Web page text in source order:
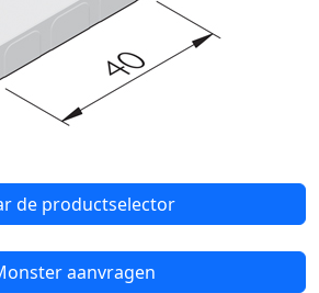
de productselector
aanvragen